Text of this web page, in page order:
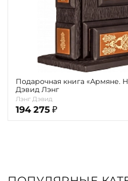
Подарочная книга «Армяне.
Дэвид Лэнг
Лэнг Дэвид
194 275 ₽